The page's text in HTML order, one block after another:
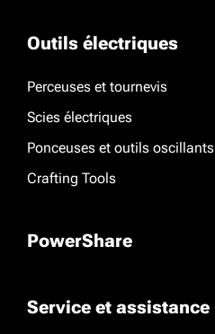
Outils électriques
Perceuses et tournevis
Scies électriques
Ponceuses et outils oscillants
Crafting Tools
PowerShare
Service et assistance